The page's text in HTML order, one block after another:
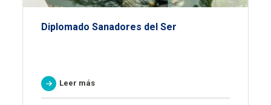
Diplomado Sanadores del Ser
Leer más